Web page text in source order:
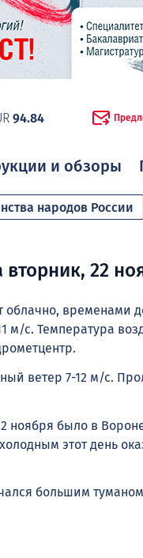
94.84
и обзоры
народов России
22
облачно, временами
м/с. Температура
ветер 7-12 м/с.
было в
этот день
большим